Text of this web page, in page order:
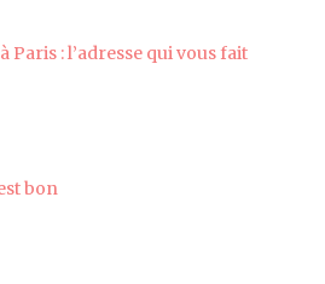
: l’adresse qui vous fait
bon